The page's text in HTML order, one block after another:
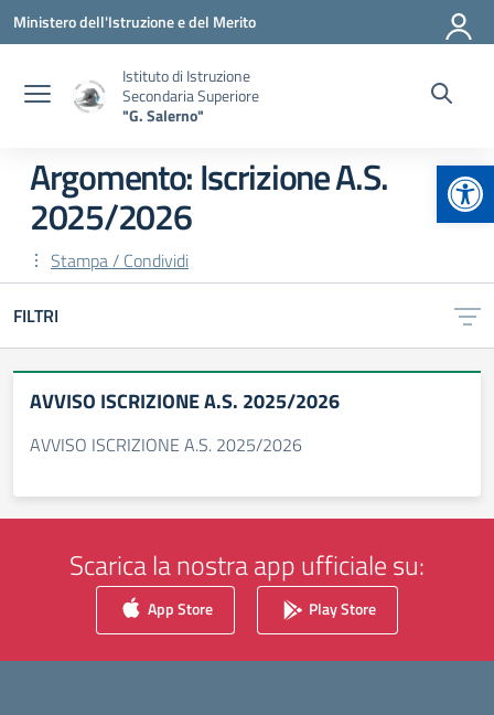
Vai ai contenuti
Vai al menu di navigazione
Vai al footer
Ministero dell'Istruzione e del Merito
Istituto di Istruzione
Secondaria Superiore
"G. Salerno"
Argomento: Iscrizione A.S.
2025/2026
Stampa / Condividi
FILTRI
AVVISO ISCRIZIONE A.S. 2025/2026
AVVISO ISCRIZIONE A.S. 2025/2026
Scarica la nostra app ufficiale su:
App Store Play Store